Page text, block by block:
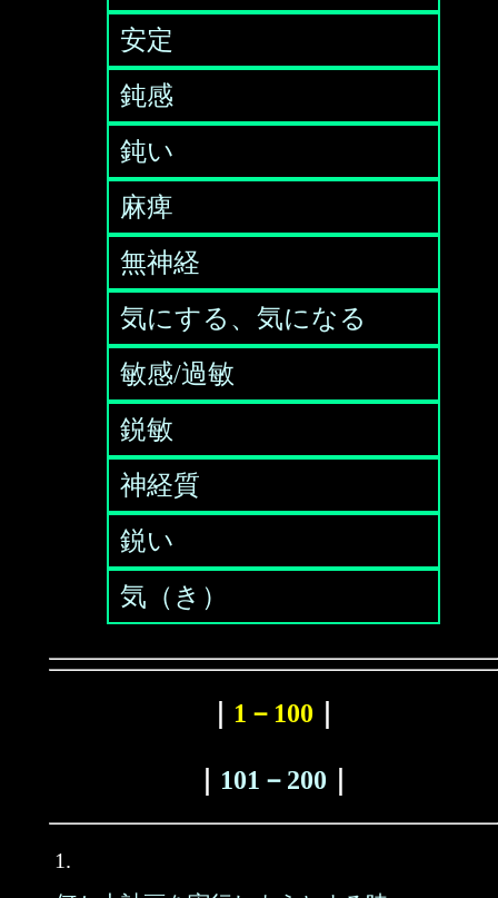
安定
鈍感
鈍い
麻痺
無神経
気にする、気になる
敏感/過敏
鋭敏
神経質
鋭い
気（き）
1－100
101－200
1.